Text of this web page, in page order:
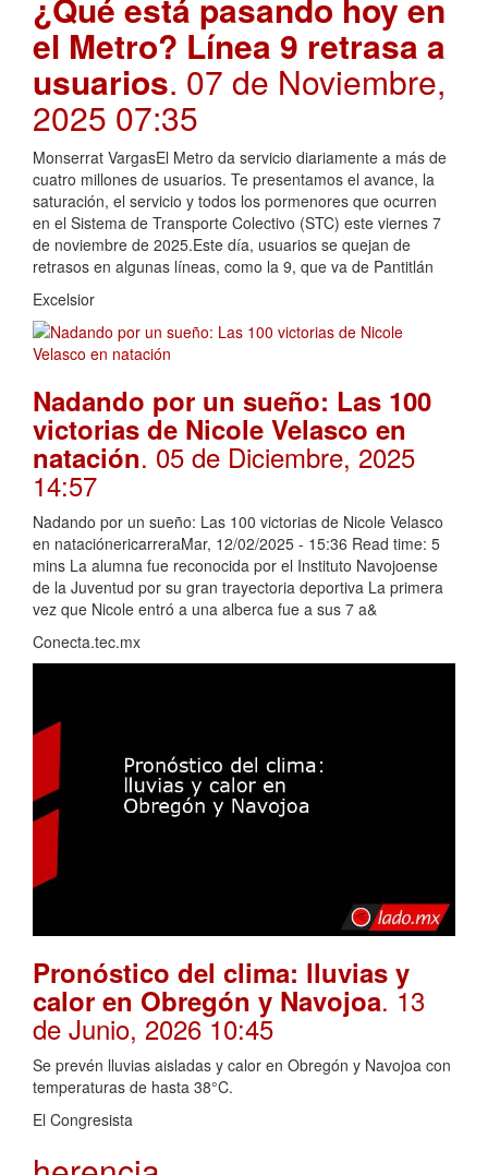
¿Qué está pasando hoy en
el Metro? Línea 9 retrasa a
usuarios. 07 de Noviembre,
2025 07:35
Monserrat VargasEl Metro da servicio diariamente a más de
cuatro millones de usuarios. Te presentamos el avance, la
saturación, el servicio y todos los pormenores que ocurren
en el Sistema de Transporte Colectivo (STC) este viernes 7
de noviembre de 2025.Este día, usuarios se quejan de
retrasos en algunas líneas, como la 9, que va de Pantitlán
Excelsior
Nadando por un sueño: Las 100
victorias de Nicole Velasco en
natación. 05 de Diciembre, 2025
14:57
Nadando por un sueño: Las 100 victorias de Nicole Velasco
en nataciónericarreraMar, 12/02/2025 - 15:36 Read time: 5
mins La alumna fue reconocida por el Instituto Navojoense
de la Juventud por su gran trayectoria deportiva La primera
vez que Nicole entró a una alberca fue a sus 7 a&
Conecta.tec.mx
Pronóstico del clima: lluvias y
calor en Obregón y Navojoa. 13
de Junio, 2026 10:45
Se prevén lluvias aisladas y calor en Obregón y Navojoa con
temperaturas de hasta 38°C.
El Congresista